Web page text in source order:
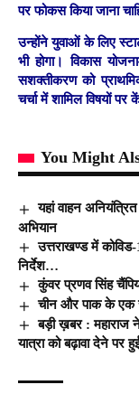
पर फोकस किया जाना
उन्होंने युवाओं के लिए
भी होगा। विकास
सशक्तीकरण को
चर्चा में शामिल विषयों
You Might
यहां वाहन
अभियान
उत्तराखण्ड में
निर्देश…
कुंवर प्रणव सिंह
चीन और पाक के एक
बड़ी ख़बर : महाराज
यात्रा को बढ़ावा देने पर